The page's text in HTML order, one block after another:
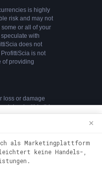
your browsing
use of cookies.
more
×
als Marketingplattform
keine Handels-,